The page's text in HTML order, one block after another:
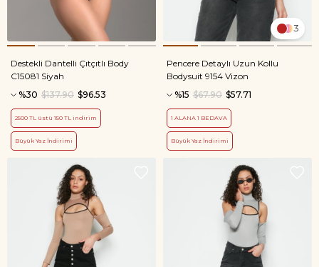
Destekli Dantelli Çıtçıtlı Body
C15081 Siyah
%30
$96.53
$137.90
2500 TL üstü 150 TL indirim
Büyük Yaz İndirimi
3
Pencere Detaylı Uzun Kollu
Bodysuit 9154 Vizon
%15
$57.71
$67.90
1 ALANA 1 BEDAVA
Büyük Yaz İndirimi